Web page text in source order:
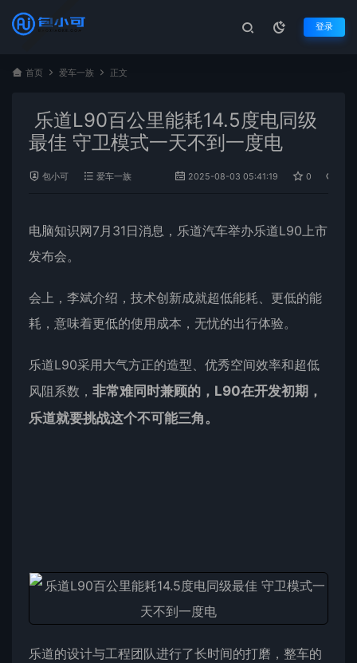
登录
首页 爱车一族 正文
乐道L90百公里能耗14.5度电同级
最佳 守卫模式一天不到一度电
包小可 爱车一族 2025-08-03 05:41:19 0
电脑知识网7月31日消息， 乐道汽车举办乐道L90上市
发布会。
会上，李斌介绍，技术创新成就超低能耗、更低的能
耗，意味着更低的使用成本，无忧的出行体验。
乐道L90采用大气方正的造型、优秀空间效率和超低
风阻系数， 非常难同时兼顾的，L90在开发初期，
乐道就要挑战这个不可能三角。
乐道的设计与工程团队进行了长时间的打磨，整车的